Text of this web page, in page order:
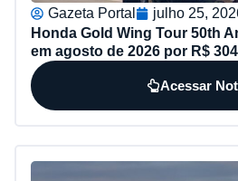
Gazeta Portal julho 25,
Honda Gold Wing Tour 50th
em agosto de 2026 por R$
Acessar